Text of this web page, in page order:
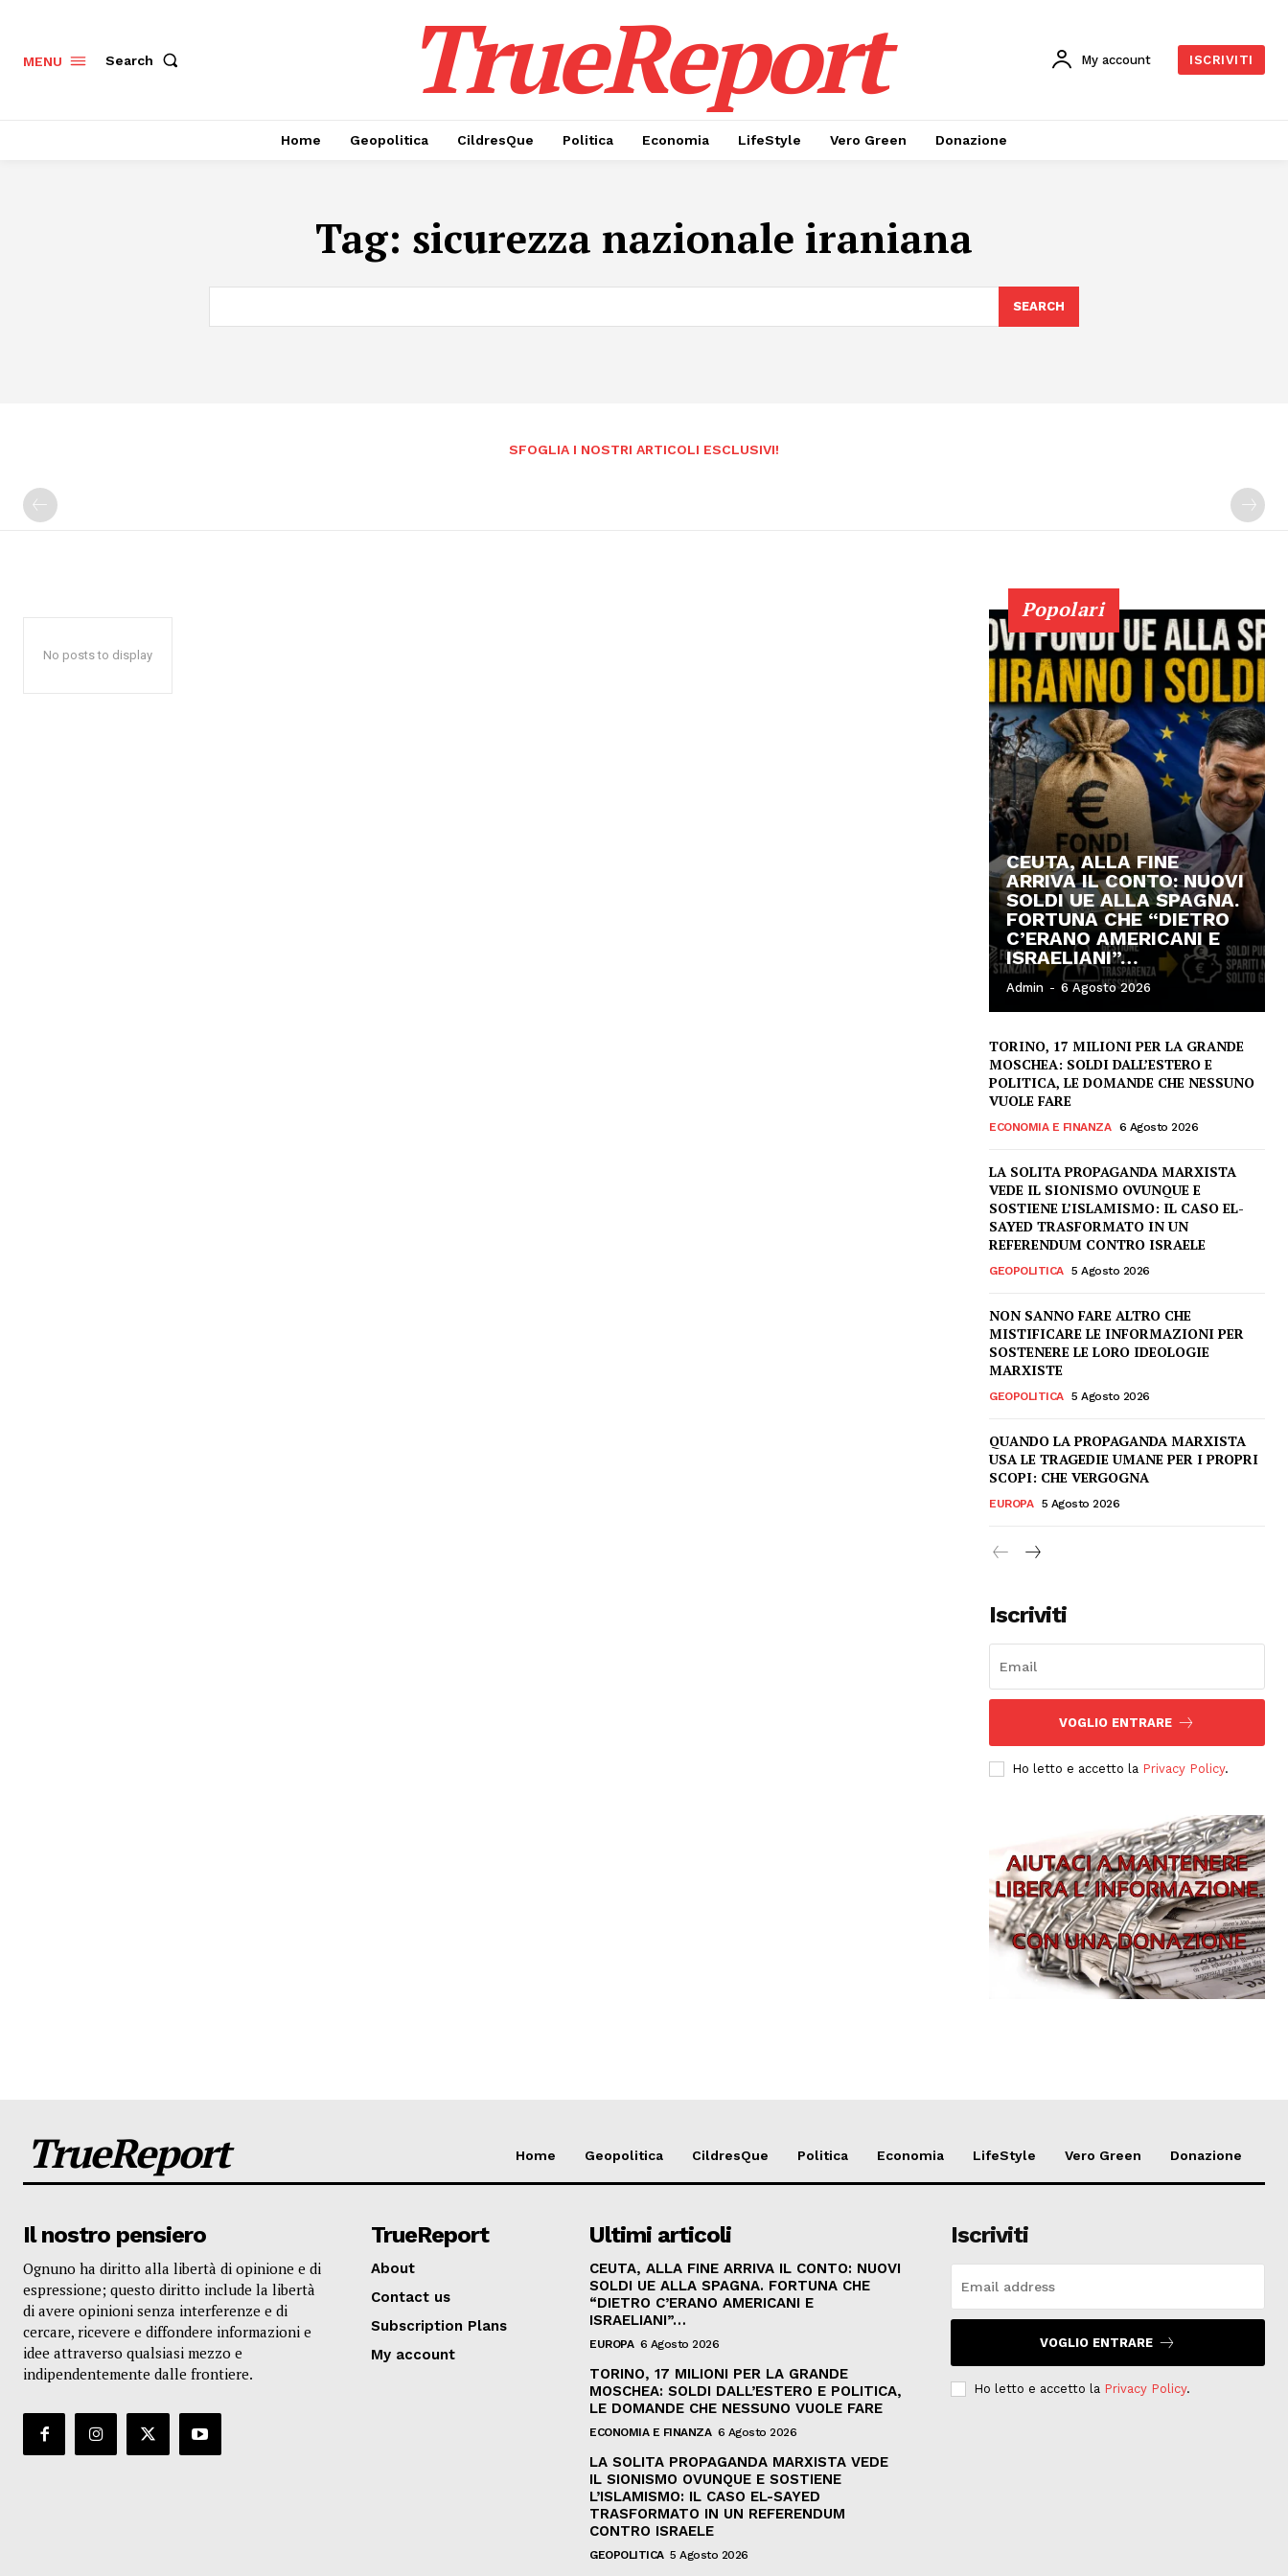
MENU Search TrueReport My account ISCRIVITI
Home Geopolitica CildresQue Politica Economia LifeStyle Vero Green Donazione
Tag: sicurezza nazionale iraniana
SEARCH
SFOGLIA I NOSTRI ARTICOLI ESCLUSIVI!
No posts to display
Popolari
CEUTA, ALLA FINE
ARRIVA IL CONTO: NUOVI
SOLDI UE ALLA SPAGNA.
FORTUNA CHE “DIETRO
C’ERANO AMERICANI E
ISRAELIANI”…
Admin - 6 Agosto 2026
TORINO, 17 MILIONI PER LA GRANDE
MOSCHEA: SOLDI DALL’ESTERO E
POLITICA, LE DOMANDE CHE NESSUNO
VUOLE FARE
ECONOMIA E FINANZA 6 Agosto 2026
LA SOLITA PROPAGANDA MARXISTA
VEDE IL SIONISMO OVUNQUE E
SOSTIENE L’ISLAMISMO: IL CASO EL-
SAYED TRASFORMATO IN UN
REFERENDUM CONTRO ISRAELE
GEOPOLITICA 5 Agosto 2026
NON SANNO FARE ALTRO CHE
MISTIFICARE LE INFORMAZIONI PER
SOSTENERE LE LORO IDEOLOGIE
MARXISTE
GEOPOLITICA 5 Agosto 2026
QUANDO LA PROPAGANDA MARXISTA
USA LE TRAGEDIE UMANE PER I PROPRI
SCOPI: CHE VERGOGNA
EUROPA 5 Agosto 2026
Iscriviti
VOGLIO ENTRARE
Ho letto e accetto la Privacy Policy.
TrueReport Home Geopolitica CildresQue Politica Economia LifeStyle Vero Green Donazione
Il nostro pensiero
Ognuno ha diritto alla libertà di opinione e di
espressione; questo diritto include la libertà
di avere opinioni senza interferenze e di
cercare, ricevere e diffondere informazioni e
idee attraverso qualsiasi mezzo e
indipendentemente dalle frontiere.
TrueReport
About
Contact us
Subscription Plans
My account
Ultimi articoli
CEUTA, ALLA FINE ARRIVA IL CONTO: NUOVI
SOLDI UE ALLA SPAGNA. FORTUNA CHE
“DIETRO C’ERANO AMERICANI E
ISRAELIANI”…
EUROPA 6 Agosto 2026
TORINO, 17 MILIONI PER LA GRANDE
MOSCHEA: SOLDI DALL’ESTERO E POLITICA,
LE DOMANDE CHE NESSUNO VUOLE FARE
ECONOMIA E FINANZA 6 Agosto 2026
LA SOLITA PROPAGANDA MARXISTA VEDE
IL SIONISMO OVUNQUE E SOSTIENE
L’ISLAMISMO: IL CASO EL-SAYED
TRASFORMATO IN UN REFERENDUM
CONTRO ISRAELE
GEOPOLITICA 5 Agosto 2026
Iscriviti
VOGLIO ENTRARE
Ho letto e accetto la Privacy Policy.